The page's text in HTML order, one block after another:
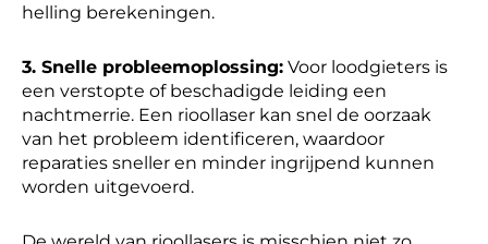
helling berekeningen.
3. Snelle probleemoplossing: Voor loodgieters is
een verstopte of beschadigde leiding een
nachtmerrie. Een rioollaser kan snel de oorzaak
van het probleem identificeren, waardoor
reparaties sneller en minder ingrijpend kunnen
worden uitgevoerd.